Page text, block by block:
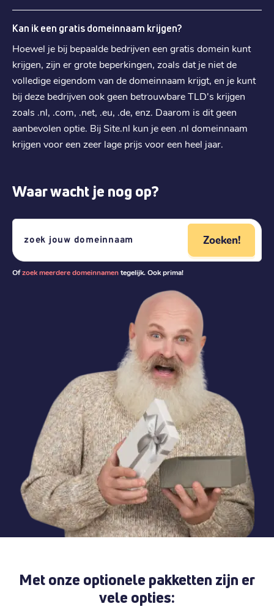
Registratie: € 40,29
Verhuizen: € 40,29
Verlengen: € 60,69
.in
Registratie: € 4,69
Verhuizen: € 4,69
Verlengen: € 6,99
.no
Verlengen : € 8,89
Registratie € 10,19
Verhuizen: € 10,19
Verlengen: € 15,29
club
Registratie: € 10,89
Verhuizen: € 10,89
€ 16,39
cz
€ 11,69
Kan ik een gratis domeinnaam krijgen?
Hoewel je bij bepaalde bedrijven een gratis domein kunt
krijgen, zijn er grote beperkingen, zoals dat je niet de
volledige eigendom van de domeinnaam krijgt, en je kunt
bij deze bedrijven ook geen betrouwbare TLD's krijgen
zoals .nl, .com, .net, .eu, .de, enz. Daarom is dit geen
aanbevolen optie. Bij Site.nl kun je een .nl domeinnaam
krijgen voor een zeer lage prijs voor een heel jaar.
Waar wacht je nog op?
Zoeken!
Ofzoek meerdere domeinnamentegelijk. Ook prima!
Met onze optionele pakketten zijn er
vele opties: